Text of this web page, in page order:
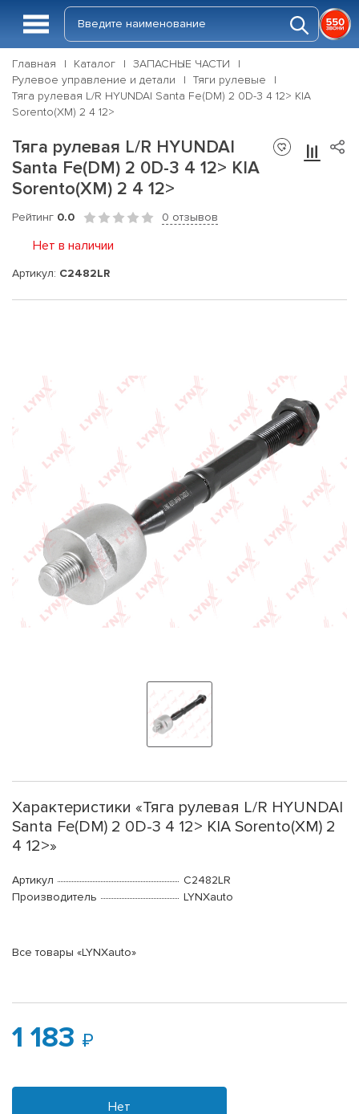
Главная Каталог
ЗАПАСНЫЕ ЧАСТИ
Рулевое управление и детали
Тяги рулевые
Тяга рулевая L/R HYUNDAI Santa Fe(DM) 2 0D-3 4 12> KIA
Sorento(XM) 2 4 12>
Тяга рулевая L/R HYUNDAI
Santa Fe(DM) 2 0D-3 4 12> KIA
Sorento(XM) 2 4 12>
Рейтинг 0.0 0 отзывов
Нет в наличии
Артикул: C2482LR
Характеристики «Тяга рулевая L/R HYUNDAI
Santa Fe(DM) 2 0D-3 4 12> KIA Sorento(XM) 2
4 12>»
Артикул
C2482LR
Производитель
LYNXauto
Все товары «LYNXauto»
1 183
Нет